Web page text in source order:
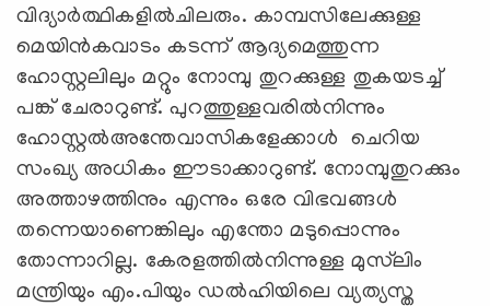
വിദ്യാര്‍ത്ഥികളില്‍ചിലരും. കാമ്പസിലേക്കുള്ള
മെയിന്‍കവാടം കടന്ന് ആദ്യമെത്തുന്ന
ഹോസ്റ്റലിലും മറ്റും നോമ്പു തുറക്കുള്ള തുകയടച്ച്
പങ്ക് ചേരാറുണ്ട്. പുറത്തുള്ളവരില്‍നിന്നും
ഹോസ്റ്റല്‍അന്തേവാസികളേക്കാള്‍ ചെറിയ
സംഖ്യ അധികം ഈടാക്കാറുണ്ട്. നോമ്പുതുറക്കും
അത്താഴത്തിനും എന്നും ഒരേ വിഭവങ്ങള്‍
തന്നെയാണെങ്കിലും എന്തോ മടുപ്പൊന്നും
തോന്നാറില്ല. കേരളത്തില്‍നിന്നുള്ള മുസ്‌ലിം
മന്ത്രിയും എം.പിയും ഡല്‍ഹിയിലെ വ്യത്യസ്ത